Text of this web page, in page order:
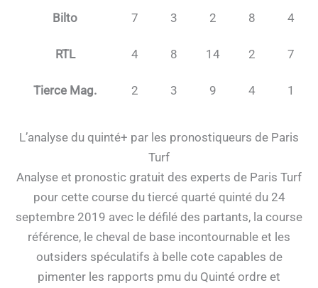
Bilto 7 3 2 8 4
RTL 4 8 14 2 7
Tierce Mag. 2 3 9 4 1
L’analyse du quinté+ par les pronostiqueurs de Paris
Turf
Analyse et pronostic gratuit des experts de Paris Turf
pour cette course du tiercé quarté quinté du 24
septembre 2019 avec le défilé des partants, la course
référence, le cheval de base incontournable et les
outsiders spéculatifs à belle cote capables de
pimenter les rapports pmu du Quinté ordre et